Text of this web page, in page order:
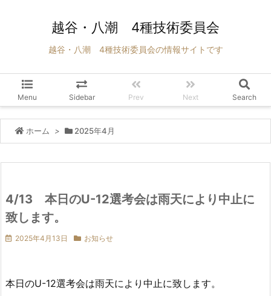
越谷・八潮 4種技術委員会
越谷・八潮 4種技術委員会の情報サイトです
Menu Sidebar Prev Next Search
ホーム > 2025年4月
4/13 本日のU-12選考会は雨天により中止に
致します。
2025年4月13日 お知らせ
本日のU-12選考会は雨天により中止に致します。